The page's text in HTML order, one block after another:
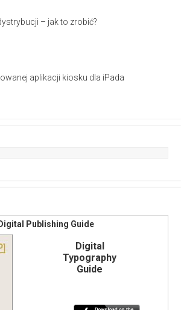
– jak to zrobić?
aplikacji kiosku dla iPada
Digital Publishing Guide
Digital
Typography
Guide